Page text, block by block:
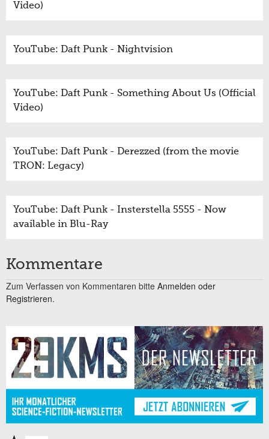
Video)
YouTube: Daft Punk - Nightvision
YouTube: Daft Punk - Something About Us (Official
Video)
YouTube: Daft Punk - Derezzed (from the movie
TRON: Legacy)
YouTube: Daft Punk - Insterstella 5555 - Now
available in Blu-Ray
Kommentare
Zum Verfassen von Kommentaren bitte Anmelden oder
Registrieren.